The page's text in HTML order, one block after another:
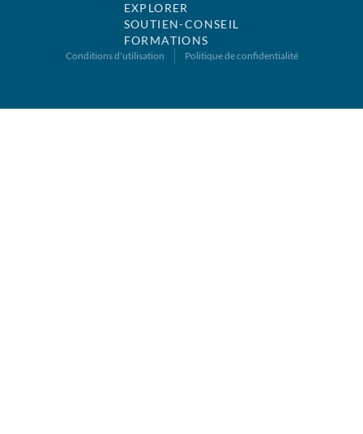
EXPLORER
SOUTIEN-CONSEIL
FORMATIONS
Conditions d'utilisation Politique de confidentialité